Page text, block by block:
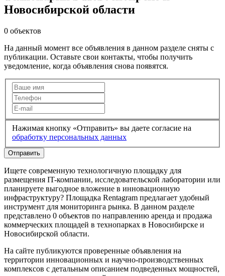
Новосибирской области
0 объектов
На данный момент все объявления в данном разделе сняты с
публикации. Оставьте свои контакты, чтобы получить
уведомление, когда объявления снова появятся.
Нажимая кнопку «Отправить» вы даете согласие на
обработку персональных данных
Отправить
Ищете современную технологичную площадку для
размещения IT-компании, исследовательской лаборатории или
планируете выгодное вложение в инновационную
инфраструктуру? Площадка Rentagram предлагает удобный
инструмент для мониторинга рынка. В данном разделе
представлено 0 объектов по направлению аренда и продажа
коммерческих площадей в технопарках в Новосибирске и
Новосибирской области.
На сайте публикуются проверенные объявления на
территории инновационных и научно-производственных
комплексов с детальным описанием подведенных мощностей,